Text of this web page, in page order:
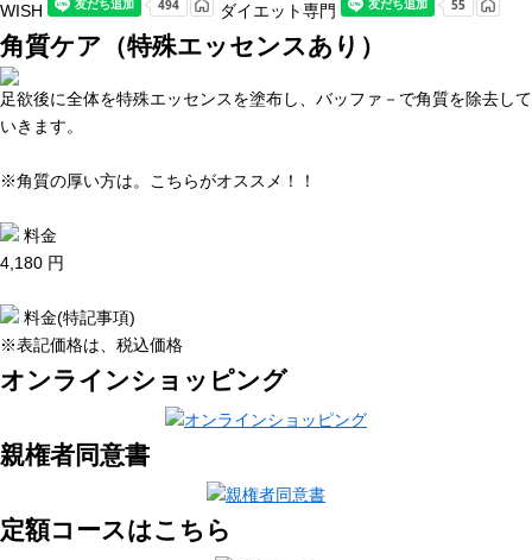
WISH ダイエット専門
角質ケア（特殊エッセンスあり）
足欲後に全体を特殊エッセンスを塗布し、バッファ－で角質を除去して
いきます。
※角質の厚い方は。こちらがオススメ！！
料金
4,180 円
料金(特記事項)
※表記価格は、税込価格
オンラインショッピング
親権者同意書
定額コースはこちら